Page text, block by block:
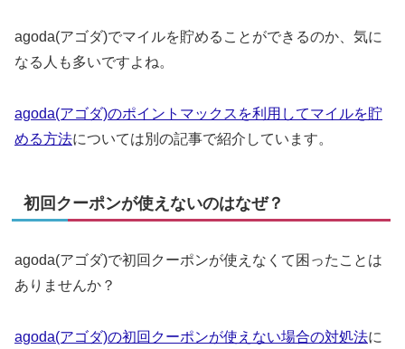
agoda(アゴダ)でマイルを貯めることができるのか、気に
なる人も多いですよね。
agoda(アゴダ)のポイントマックスを利用してマイルを貯
める方法については別の記事で紹介しています。
初回クーポンが使えないのはなぜ？
agoda(アゴダ)で初回クーポンが使えなくて困ったことは
ありませんか？
agoda(アゴダ)の初回クーポンが使えない場合の対処法に